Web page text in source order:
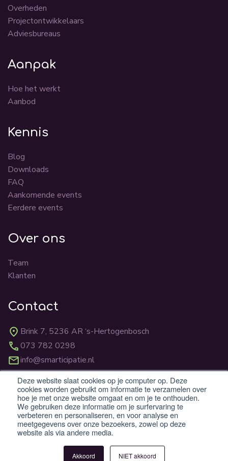
Deze website slaat cookies op je computer op. Deze
cookies worden gebruikt om informatie te verzamelen over
hoe je met onze website omgaat en om je te onthouden.
We gebruiken deze informatie om je surfervaring te
verbeteren en personaliseren, en voor analyse en
meetgegevens over onze bezoekers, zowel op deze
website als via andere media.
Akkoord NIET akkoord
Overheden
Projectontwikkelaars
Adviesbureaus
Aanpak
Hoe het werkt
Aanbod
Kennis
Blog
Downloads
FAQ
Aankomende events
Eerdere events
Over ons
Team
Klanten
Contact
Brink 7, 5236 AR ‘s-Hertogenbosch
073 782 0298
info@smarticipatie.nl
BTW: NL862824059B01
KvK: 83310231
© 2026 Smarticipatie B.V.
Algemene voorwaarden